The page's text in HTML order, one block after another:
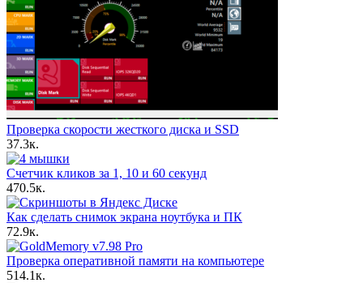
Проверка скорости жесткого диска и SSD
37.3к.
Счетчик кликов за 1, 10 и 60 секунд
470.5к.
Как сделать снимок экрана ноутбука и ПК
72.9к.
Проверка оперативной памяти на компьютере
514.1к.